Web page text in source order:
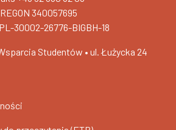
340057695
30002-26776-BIGBH-18
Studentów • ul. Łużycka 24